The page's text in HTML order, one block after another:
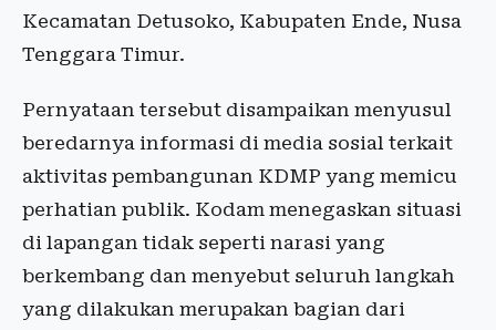
Kecamatan Detusoko, Kabupaten Ende, Nusa
Tenggara Timur.
Pernyataan tersebut disampaikan menyusul
beredarnya informasi di media sosial terkait
aktivitas pembangunan KDMP yang memicu
perhatian publik. Kodam menegaskan situasi
di lapangan tidak seperti narasi yang
berkembang dan menyebut seluruh langkah
yang dilakukan merupakan bagian dari